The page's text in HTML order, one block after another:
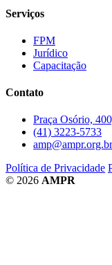
Serviços
FPM
Jurídico
Capacitação
Contato
Praça Osório,
(41) 3223-5733
amp@ampr.org.br
Política de Privacidade
© 2026 AMPR